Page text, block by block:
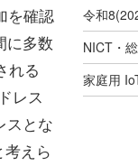
を確認
に多数
れる
レス
スとな
えら